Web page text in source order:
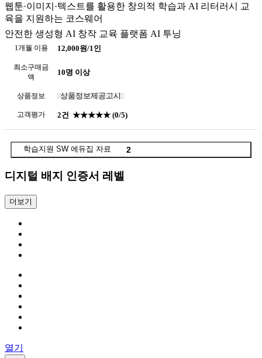
웹툰·이미지·텍스트를 활용한 창의적 학습과 AI 리터러시 교
육을 지원하는 코스웨어
안전한 생성형 AI 창작 교육 플랫폼 AI 투닝
1개월 이용 12,000원/1인
최소구매금
액
10명 이상
상품정보 상품정보제공고시
고객평가 2건 ★★★★★ (0/5)
학습지원 SW 에듀집 자료 2
디지털 배지 인증서 레벨
더보기
열기